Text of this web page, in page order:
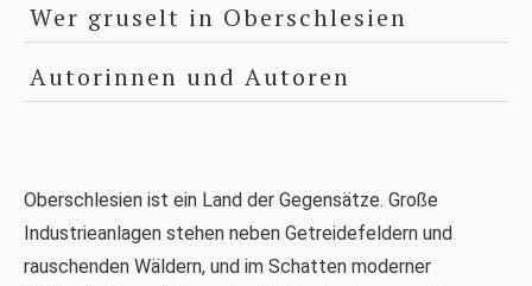
Wer gruselt in Oberschlesien
Autorinnen und Autoren
Oberschlesien ist ein Land der Gegensätze. Große
Industrieanlagen stehen neben Getreidefeldern und
rauschenden Wäldern, und im Schatten moderner